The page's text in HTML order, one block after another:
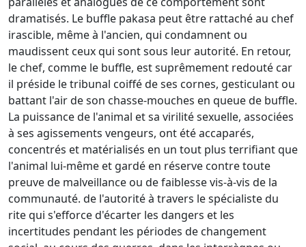
dramatisés. Le buffle pakasa peut être rattaché au chef
irascible, même à l'ancien, qui condamnent ou
maudissent ceux qui sont sous leur autorité. En retour,
le chef, comme le buffle, est suprêmement redouté car
il préside le tribunal coiffé de ses cornes, gesticulant ou
battant l'air de son chasse-mouches en queue de buffle.
La puissance de l'animal et sa virilité sexuelle, associées
à ses agissements vengeurs, ont été accaparés,
concentrés et matérialisés en un tout plus terrifiant que
l'animal lui-même et gardé en réserve contre toute
preuve de malveillance ou de faiblesse vis-à-vis de la
communauté. de l'autorité à travers le spécialiste du
rite qui s'efforce d'écarter les dangers et les
incertitudes pendant les périodes de changement